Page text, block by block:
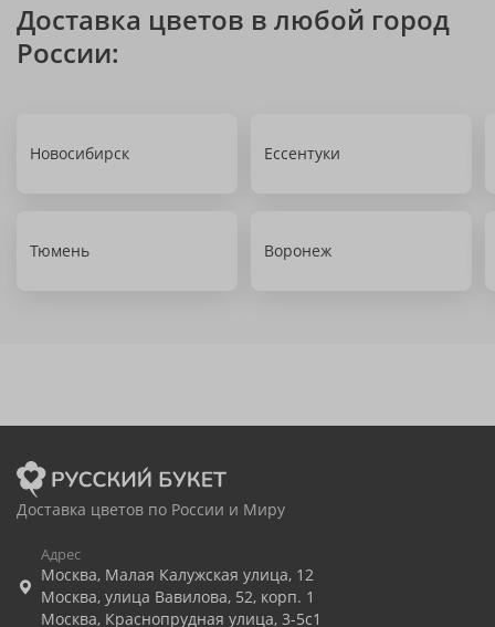
Доставка цветов в любой город
России:
Новосибирск Ессентуки
Тюмень Воронеж
Доставка цветов по России и Миру
Адрес
Москва, Малая Калужская улица, 12
Москва, улица Вавилова, 52, корп. 1
Москва, Краснопрудная улица, 3-5с1